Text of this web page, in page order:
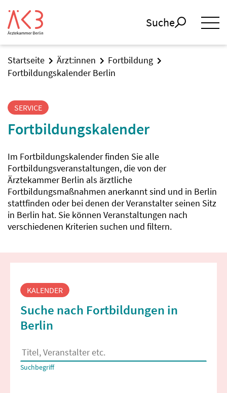
Suche
Startseite Ärzt:innen
Fortbildung
Fortbildungskalender Berlin
SERVICE
Fortbildungskalender
Im Fortbildungskalender finden Sie alle
Fortbildungsveranstaltungen, die von der
Ärztekammer Berlin als ärztliche
Fortbildungsmaßnahmen anerkannt sind und in Berlin
stattfinden oder bei denen der Veranstalter seinen Sitz
in Berlin hat. Sie können Veranstaltungen nach
verschiedenen Kriterien suchen und filtern.
Fortbildungssuche
KALENDER
Suche nach Fortbildungen in
Berlin
Es erscheinen Suchvorschläge, wenn mindestens 2 Zeichen
Suchbegriff